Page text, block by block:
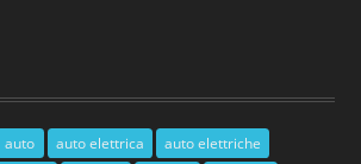
auto auto elettrica
auto elettriche